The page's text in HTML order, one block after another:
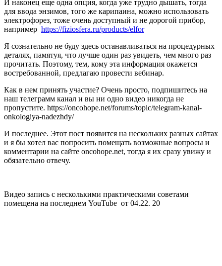
И наконец еще одна опция, когда уже трудно дышать, тогда
для ввода энзимов, того же карипаина, можно использовать
электрофорез, тоже очень доступный и не дорогой прибор,
например https://fiziosfera.ru/products/elfor
Я сознательно не буду здесь останавливаться на процедурных
деталях, памятуя, что лучше один раз увидеть, чем много раз
прочитать. Поэтому, тем, кому эта информация окажется
востребованной, предлагаю провести вебинар.
Как в нем принять участие? Очень просто, подпишитесь на
наш телеграмм канал и вы ни одно видео никогда не
пропустите. https://oncohope.net/forums/topic/telegram-kanal-
onkologiya-nadezhdy/
И последнее. Этот пост появится на нескольких разных сайтах
и я бы хотел вас попросить помещать возможные вопросы и
комментарии на сайте oncohope.net, тогда я их сразу увижу и
обязательно отвечу.
Видео запись с несколькими практическими советами
помещена на последнем YouTube от 04.22. 20